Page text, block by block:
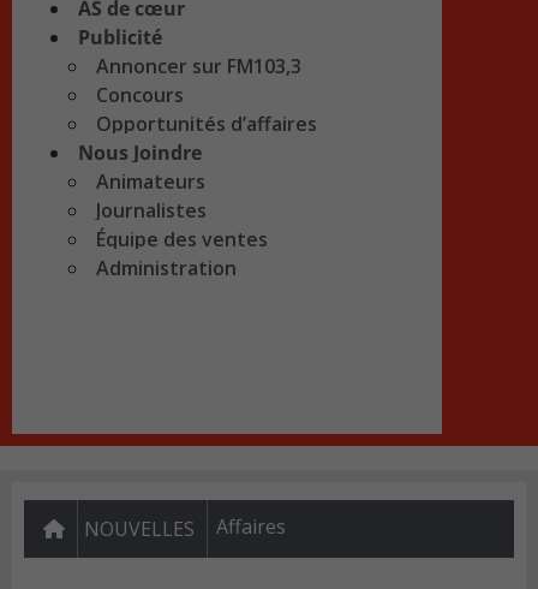
AS de cœur
Publicité
Annoncer sur FM103,3
Concours
Opportunités d’affaires
Nous Joindre
Animateurs
Journalistes
Équipe des ventes
Administration
NOUVELLES Affaires